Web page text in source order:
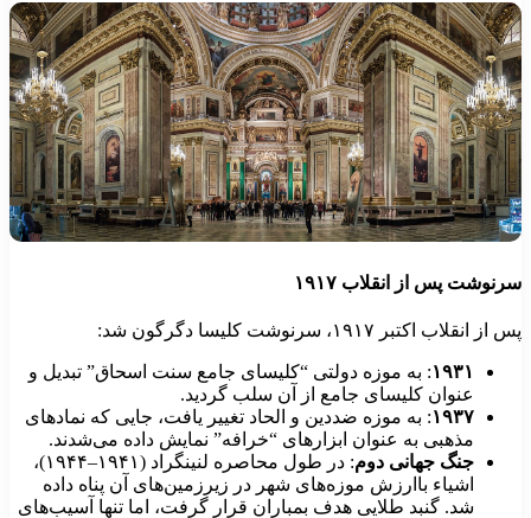
پس از انقلاب ۱۹۱۷
از انقلاب اکتبر ۱۹۱۷، سرنوشت کلیسا دگرگون شد:
۱۹۳۱: به موزه دولتی “کلیسای جامع سنت اسحاق” تبدیل و
عنوان کلیسای جامع از آن سلب گردید.
۱۹۳۷: به موزه ضددین و الحاد تغییر یافت، جایی که نمادهای
مذهبی به عنوان ابزارهای “خرافه” نمایش داده می‌شدند.
جنگ جهانی دوم
: در طول محاصره لنینگراد (۱۹۴۱–۱۹۴۴)،
اشیاء باارزش موزه‌های شهر در زیرزمین‌های آن پناه داده
شد. گنبد طلایی هدف بمباران قرار گرفت، اما تنها آسیب‌های